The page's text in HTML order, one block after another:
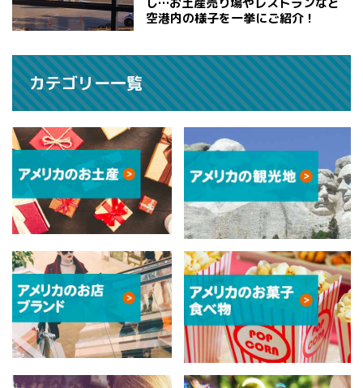
空港内の様子を一挙にご紹介！
カテゴリー一覧